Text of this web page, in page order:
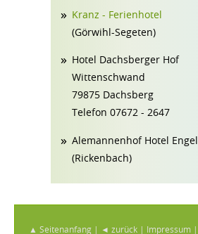
Kranz - Ferienhotel
(Görwihl-Segeten)
Hotel Dachsberger Hof
Wittenschwand
79875 Dachsberg
Telefon 07672 - 2647
Alemannenhof Hotel Engel
(Rickenbach)
▲ Seitenanfang | ◄ zurück | Impressum |